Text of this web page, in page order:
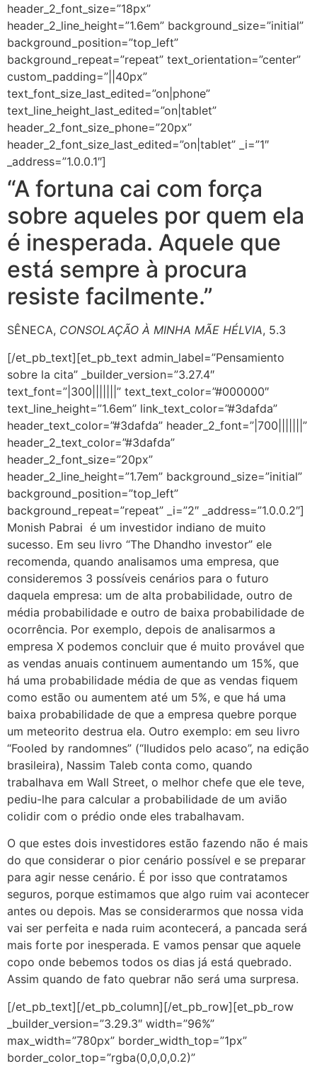
header_2_font_size=”18px”
header_2_line_height=”1.6em” background_size=”initial”
background_position=”top_left”
background_repeat=”repeat” text_orientation=”center”
custom_padding=”||40px”
text_font_size_last_edited=”on|phone”
text_line_height_last_edited=”on|tablet”
header_2_font_size_phone=”20px”
header_2_font_size_last_edited=”on|tablet” _i=”1″
_address=”1.0.0.1″]
“A fortuna cai com força
sobre aqueles por quem ela
é inesperada. Aquele que
está sempre à procura
resiste facilmente.”
SÊNECA, CONSOLAÇÃO À MINHA MÃE HÉLVIA, 5.3
[/et_pb_text][et_pb_text admin_label=”Pensamiento
sobre la cita” _builder_version=”3.27.4″
text_font=”|300|||||||” text_text_color=”#000000″
text_line_height=”1.6em” link_text_color=”#3dafda”
header_text_color=”#3dafda” header_2_font=”|700|||||||”
header_2_text_color=”#3dafda”
header_2_font_size=”20px”
header_2_line_height=”1.7em” background_size=”initial”
background_position=”top_left”
background_repeat=”repeat” _i=”2″ _address=”1.0.0.2″]
Monish Pabrai é um investidor indiano de muito
sucesso. Em seu livro “The Dhandho investor” ele
recomenda, quando analisamos uma empresa, que
consideremos 3 possíveis cenários para o futuro
daquela empresa: um de alta probabilidade, outro de
média probabilidade e outro de baixa probabilidade de
ocorrência. Por exemplo, depois de analisarmos a
empresa X podemos concluir que é muito provável que
as vendas anuais continuem aumentando um 15%, que
há uma probabilidade média de que as vendas fiquem
como estão ou aumentem até um 5%, e que há uma
baixa probabilidade de que a empresa quebre porque
um meteorito destrua ela. Outro exemplo: em seu livro
“Fooled by randomnes” (“Iludidos pelo acaso”, na edição
brasileira), Nassim Taleb conta como, quando
trabalhava em Wall Street, o melhor chefe que ele teve,
pediu-lhe para calcular a probabilidade de um avião
colidir com o prédio onde eles trabalhavam.
O que estes dois investidores estão fazendo não é mais
do que considerar o pior cenário possível e se preparar
para agir nesse cenário. É por isso que contratamos
seguros, porque estimamos que algo ruim vai acontecer
antes ou depois. Mas se considerarmos que nossa vida
vai ser perfeita e nada ruim acontecerá, a pancada será
mais forte por inesperada. E vamos pensar que aquele
copo onde bebemos todos os dias já está quebrado.
Assim quando de fato quebrar não será uma surpresa.
[/et_pb_text][/et_pb_column][/et_pb_row][et_pb_row
_builder_version=”3.29.3″ width=”96%”
max_width=”780px” border_width_top=”1px”
border_color_top=”rgba(0,0,0,0.2)”